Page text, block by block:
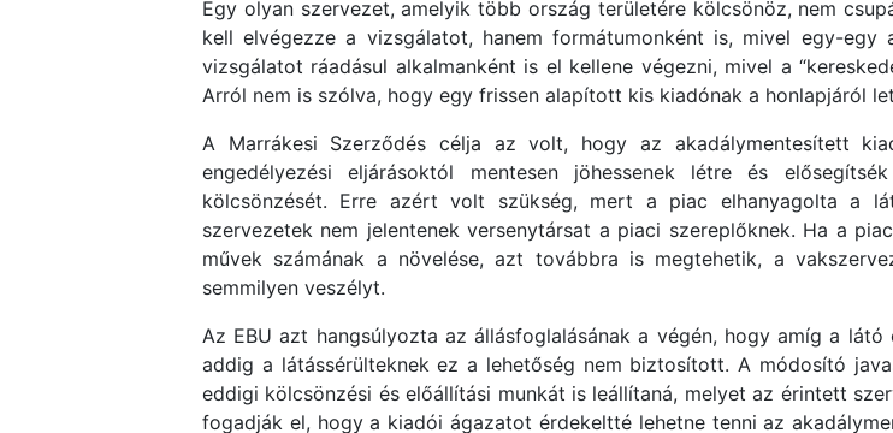
Egy olyan szervezet, amelyik több ország területére kölcsönöz, nem
kell elvégezze a vizsgálatot, hanem formátumonként is, mivel egy-
vizsgálatot ráadásul alkalmanként is el kellene végezni, mivel a
Arról nem is szólva, hogy egy frissen alapított kis kiadónak a honlapjáról
A Marrákesi Szerződés célja az volt, hogy az akadálymentesített
engedélyezési eljárásoktól mentesen jöhessenek létre és
kölcsönzését. Erre azért volt szükség, mert a piac elhanyagolta a
szervezetek nem jelentenek versenytársat a piaci szereplőknek. Ha a
művek számának a növelése, azt továbbra is megtehetik, a
semmilyen veszélyt.
Az EBU azt hangsúlyozta az állásfoglalásának a végén, hogy amíg a
addig a látássérülteknek ez a lehetőség nem biztosított. A módosító
eddigi kölcsönzési és előállítási munkát is leállítaná, melyet az érintett
fogadják el, hogy a kiadói ágazatot érdekeltté lehetne tenni az